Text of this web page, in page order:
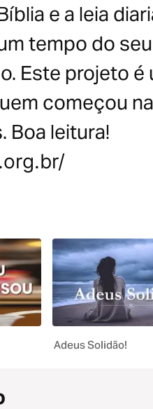
e a leia
tempo do
Este projeto é
começou
Boa leitura!
Adeus Solidão!